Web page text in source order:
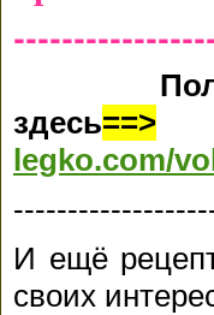
здесь==>
legko.com/
И ещё
своих